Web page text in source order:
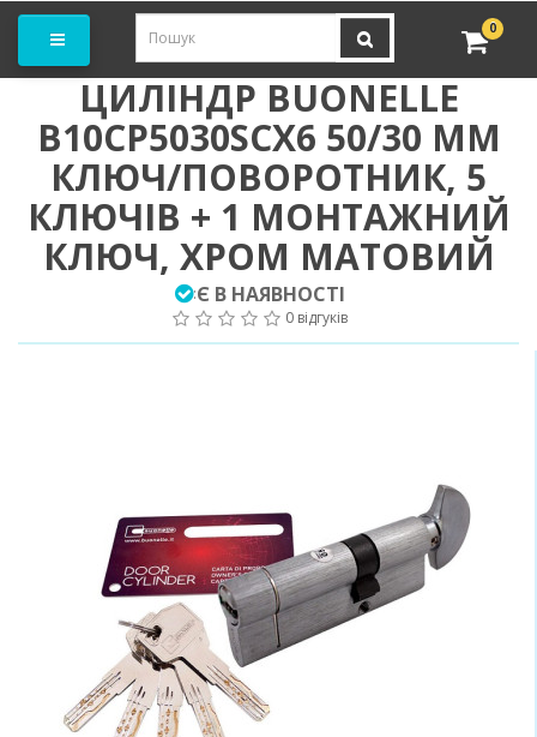
0
ЦИЛІНДР BUONELLЕ
B10CP5030SCX6 50/30 ММ
КЛЮЧ/ПОВОРОТНИК, 5
КЛЮЧІВ + 1 МОНТАЖНИЙ
КЛЮЧ, ХРОМ МАТОВИЙ
:Є В НАЯВНОСТІ
0 відгуків